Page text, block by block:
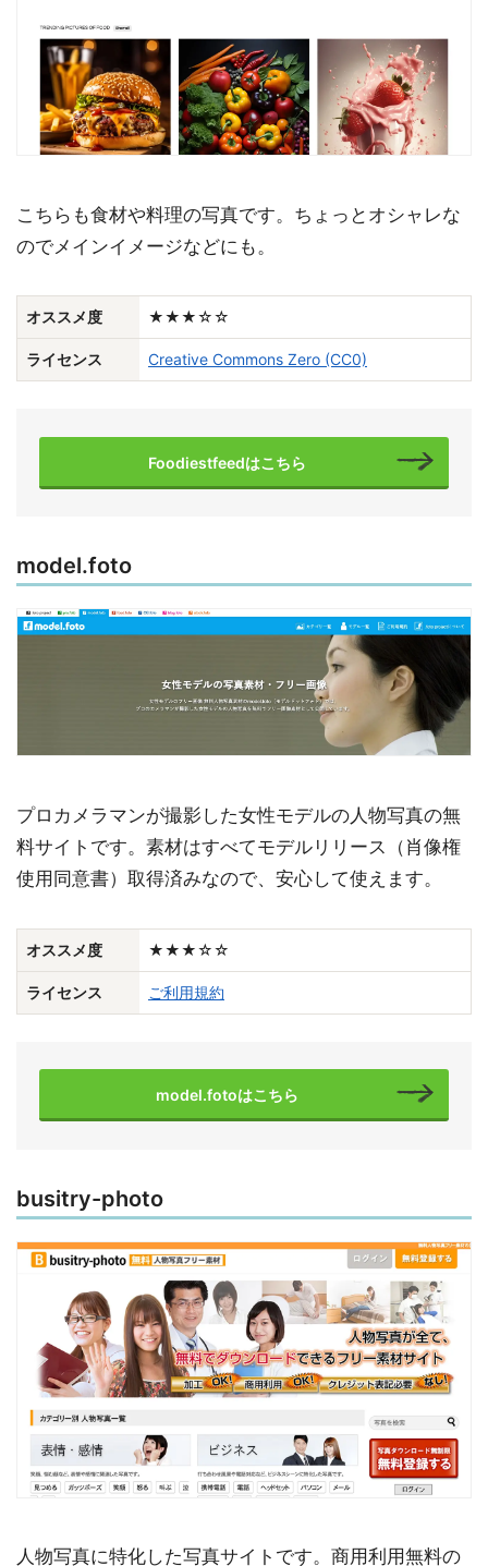
こちらも食材や料理の写真です。ちょっとオシャレな
のでメインイメージなどにも。
オススメ度 ★★★☆☆
ライセンス Creative Commons Zero (CC0)
Foodiestfeedはこちら
model.foto
プロカメラマンが撮影した女性モデルの人物写真の無
料サイトです。素材はすべてモデルリリース（肖像権
使用同意書）取得済みなので、安心して使えます。
オススメ度 ★★★☆☆
ライセンス ご利用規約
model.fotoはこちら
busitry-photo
人物写真に特化した写真サイトです。商用利用無料の